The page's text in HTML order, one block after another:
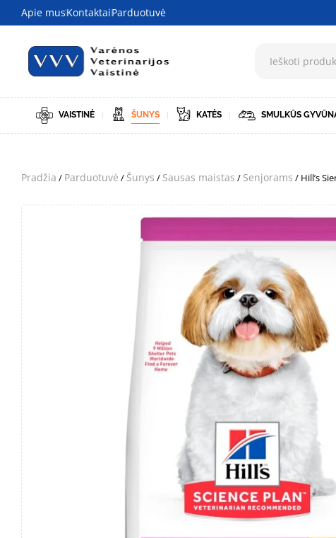
Apie musKontaktaiParduotuvė
VAISTINĖ ŠUNYS KATĖS SMULKŪS
Pradžia / Parduotuvė / Šunys / Sausas maistas / Senjorams / Hill’s